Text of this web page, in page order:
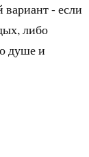
вариант - если
либо
душе и